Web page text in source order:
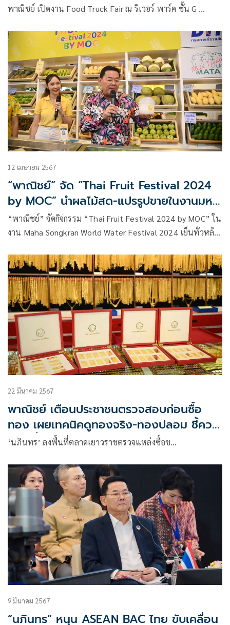
พาณิชย์ เปิดงาน Food Truck Fair ณ ริเวอร์ พาร์ค ชั้น G …
12 เมษายน 2567
“พาณิชย์” จัด “Thai Fruit Festival 2024
by MOC” นำผลไม้สด-แปรรูปขายในงานมหา
สงกรานต์
“พาณิชย์” จัดกิจกรรม “Thai Fruit Festival 2024 by MOC” ใน
งาน Maha Songkran World Water Festival 2024 เย็นทั่วหล้า
ขนมหวาน ไอศกรีม รวม 75 รายการ ลดสูงสุด 60% มาจำหน่าย
ให้กับประชาชนและนักท่องเที่ยวรวม 5 วัน
22 มีนาคม 2567
พาณิชย์ เตือนประชาชนตรวจสอบก่อนซื้อ
ทอง เผยเทคนิคดูทองจริง-ทองปลอม ชี้ควร
เลี่ยงซื้อผ่านออนไลน์
‘นภินทร’ ลงพื้นที่ตลาดเยาวราชตรวจแหล่งซื้อข…
9 มีนาคม 2567
“นภินทร“ หนุน ASEAN BAC ไทย ขับเคลื่อน